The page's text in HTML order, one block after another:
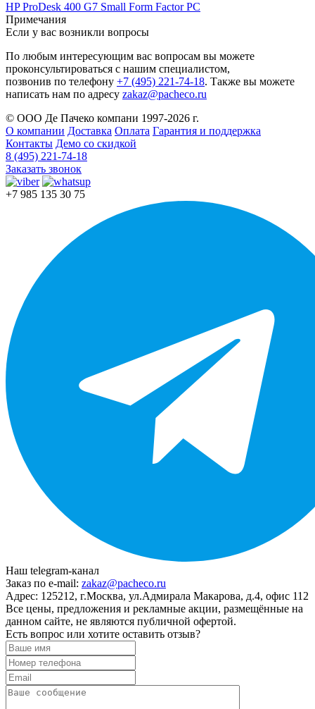
HP ProDesk 400 G7 Small Form Factor PC
Примечания
Если у вас возникли вопросы
По любым интересующим вас вопросам вы можете
проконсультироваться с нашим специалистом,
позвонив по телефону +7 (495) 221-74-18. Также вы можете
написать нам по адресу zakaz@pacheco.ru
© ООО Де Пачеко компани 1997-2026 г.
О компании Доставка Оплата Гарантия и поддержка
Контакты Демо со скидкой
8 (495) 221-74-18
Заказать звонок
+7 985 135 30 75
Наш telegram-канал
Заказ по e-mail: zakaz@pacheco.ru
Адрес: 125212, г.Москва, ул.Адмирала Макарова, д.4, офис 112
Все цены, предложения и рекламные акции, размещённые на
данном сайте, не являются публичной офертой.
Есть вопрос или хотите оставить отзыв?